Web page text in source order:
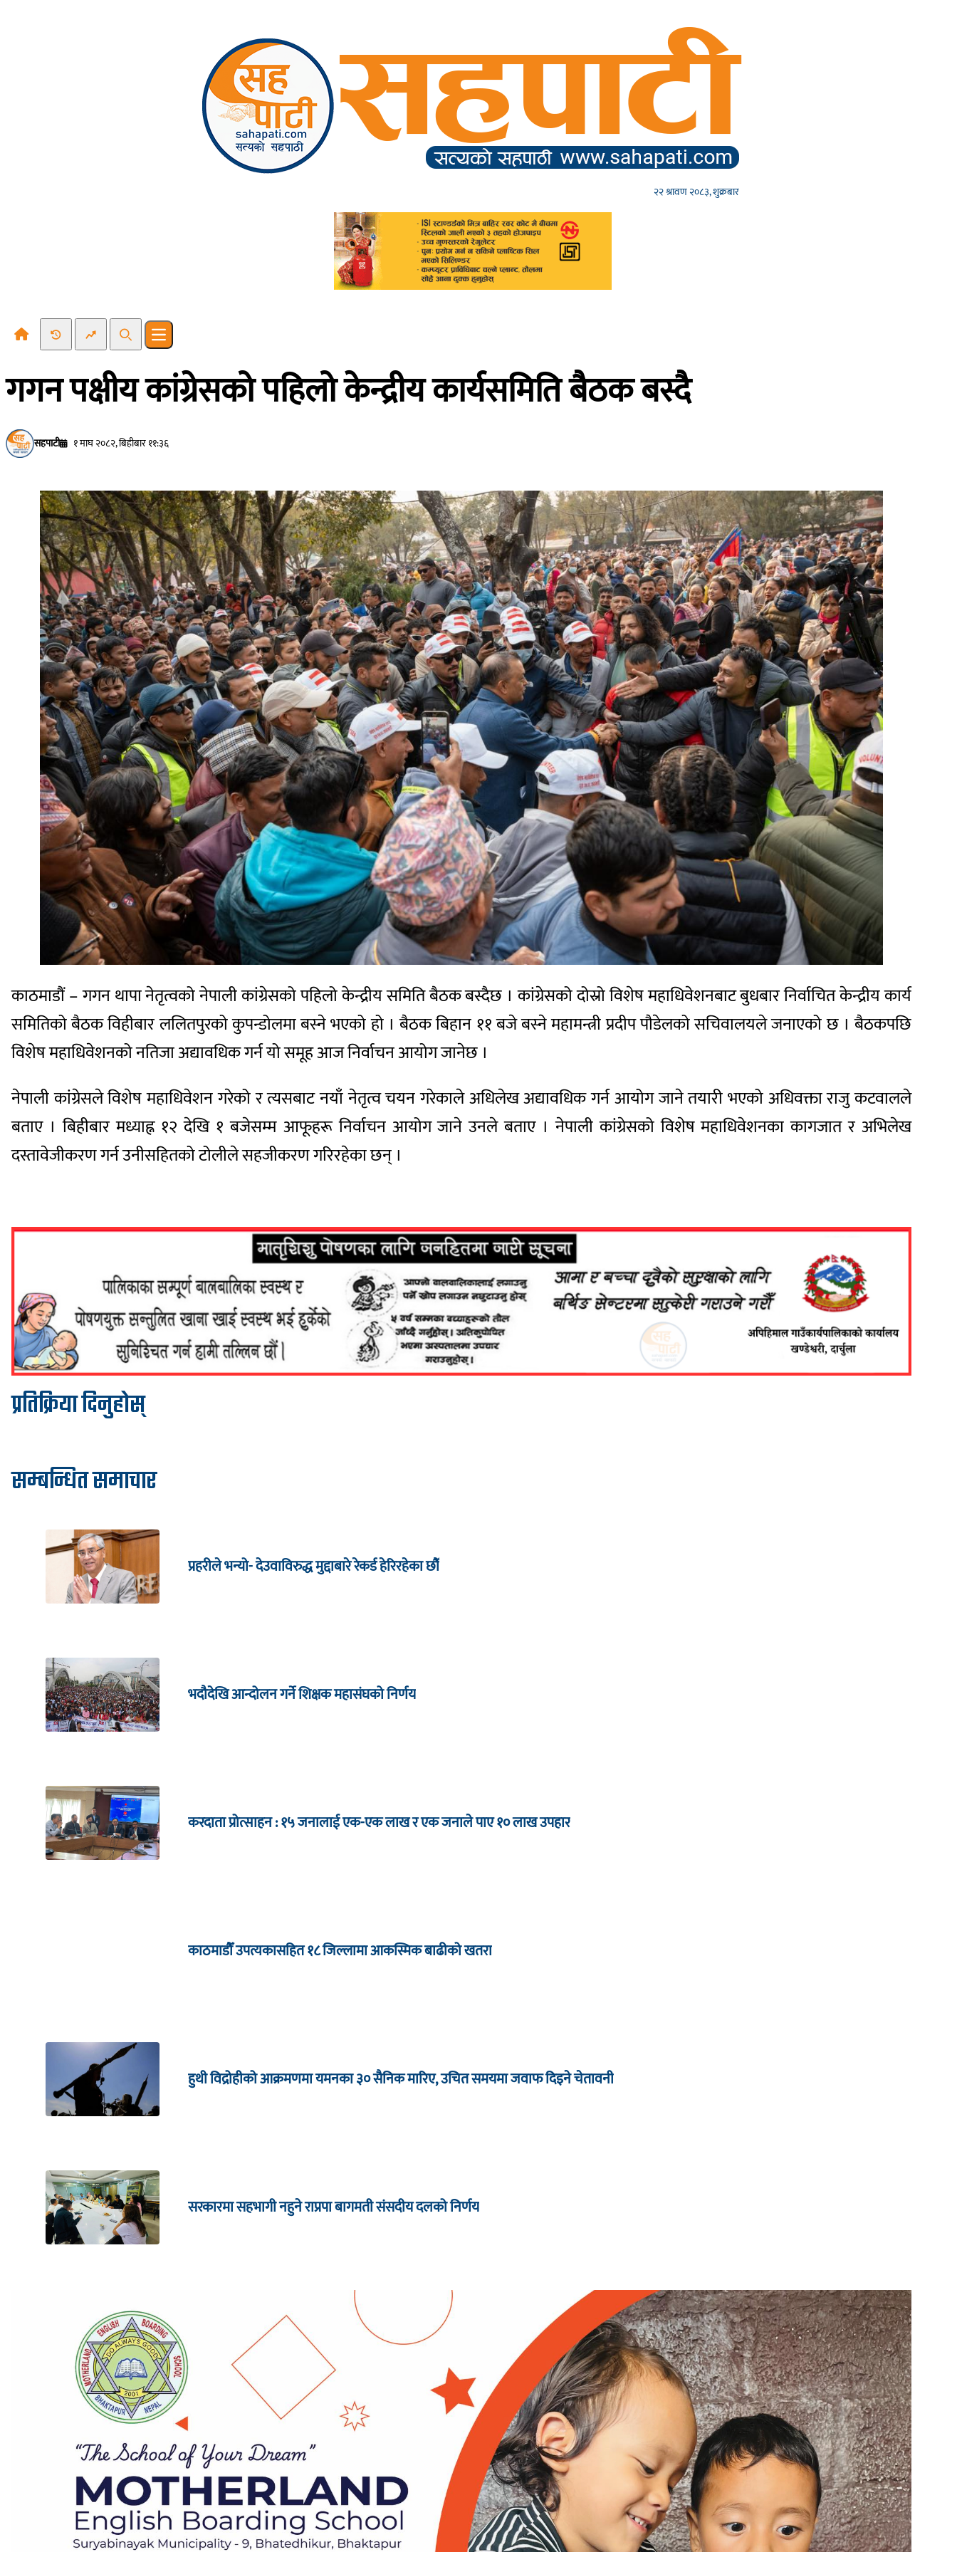
२२ श्रावण २०८३, शुक्रबार
Recent NewsTrending News
SearchOpen main menu
गगन पक्षीय कांग्रेसको पहिलो केन्द्रीय कार्यसमिति बैठक बस्दै
सहपाटी १ माघ २०८२, बिहीबार ११:३६
काठमाडौं – गगन थापा नेतृत्वको नेपाली कांग्रेसको पहिलो केन्द्रीय समिति बैठक बस्दैछ । कांग्रेसको दोस्रो विशेष महाधिवेशनबाट बुधबार निर्वाचित केन्द्रीय कार्य
समितिको बैठक विहीबार ललितपुरको कुपन्डोलमा बस्ने भएको हो । बैठक बिहान ११ बजे बस्ने महामन्त्री प्रदीप पौडेलको सचिवालयले जनाएको छ । बैठकपछि
विशेष महाधिवेशनको नतिजा अद्यावधिक गर्न यो समूह आज निर्वाचन आयोग जानेछ ।
नेपाली कांग्रेसले विशेष महाधिवेशन गरेको र त्यसबाट नयाँ नेतृत्व चयन गरेकाले अधिलेख अद्यावधिक गर्न आयोग जाने तयारी भएको अधिवक्ता राजु कटवालले
बताए । बिहीबार मध्याह्न १२ देखि १ बजेसम्म आफूहरू निर्वाचन आयोग जाने उनले बताए । नेपाली कांग्रेसको विशेष महाधिवेशनका कागजात र अभिलेख
दस्तावेजीकरण गर्न उनीसहितको टोलीले सहजीकरण गरिरहेका छन् ।
प्रतिक्रिया दिनुहोस्
सम्बन्धित समाचार
प्रहरीले भन्यो- देउवाविरुद्ध मुद्दाबारे रेकर्ड हेरिरहेका छौँ
भदौदेखि आन्दोलन गर्ने शिक्षक महासंघको निर्णय
करदाता प्रोत्साहन : १५ जनालाई एक-एक लाख र एक जनाले पाए १० लाख उपहार
काठमाडौँ उपत्यकासहित १८ जिल्लामा आकस्मिक बाढीको खतरा
हुथी विद्रोहीको आक्रमणमा यमनका ३० सैनिक मारिए, उचित समयमा जवाफ दिइने चेतावनी
सरकारमा सहभागी नहुने राप्रपा बागमती संसदीय दलको निर्णय